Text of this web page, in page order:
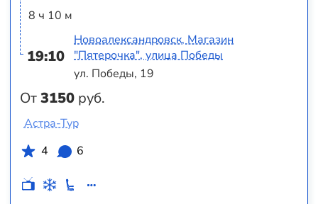
8 ч 10 м
19:10
От3150 руб.
Новоалександровск, Магазин
"Пятерочка", улица Победы
ул. Победы, 19
Астра-Тур
4
6